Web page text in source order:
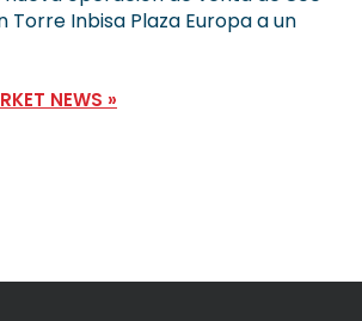
Torre Inbisa Plaza Europa a un
NEWS »